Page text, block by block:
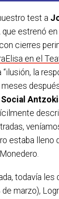
test a
que estrenó
cierres
en el
la
meses
estaba lleno
todavía les
marzo),